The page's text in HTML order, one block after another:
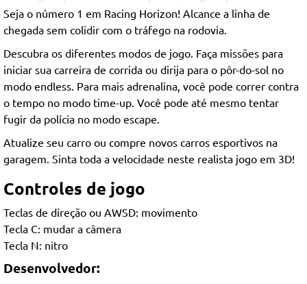
Seja o número 1 em Racing Horizon! Alcance a linha de
chegada sem colidir com o tráfego na rodovia.
Descubra os diferentes modos de jogo. Faça missões para
iniciar sua carreira de corrida ou dirija para o pôr-do-sol no
modo endless. Para mais adrenalina, você pode correr contra
o tempo no modo time-up. Você pode até mesmo tentar
fugir da polícia no modo escape.
Atualize seu carro ou compre novos carros esportivos na
garagem. Sinta toda a velocidade neste realista jogo em 3D!
Controles de jogo
Teclas de direção ou AWSD: movimento
Tecla C: mudar a câmera
Tecla N: nitro
Desenvolvedor: